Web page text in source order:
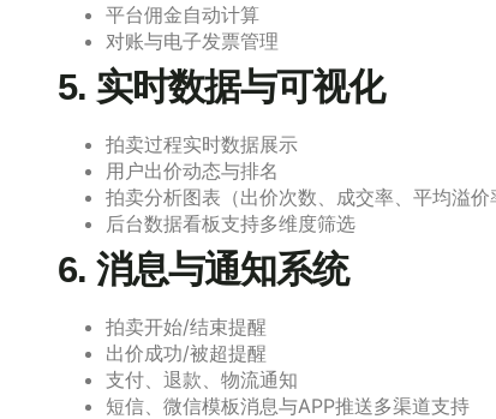
平台佣金自动计算
对账与电子发票管理
5. 实时数据与可视化
拍卖过程实时数据展示
用户出价动态与排名
拍卖分析图表（出价次数、成交率、平均溢价
后台数据看板支持多维度筛选
6. 消息与通知系统
拍卖开始/结束提醒
出价成功/被超提醒
支付、退款、物流通知
短信、微信模板消息与APP推送多渠道支持